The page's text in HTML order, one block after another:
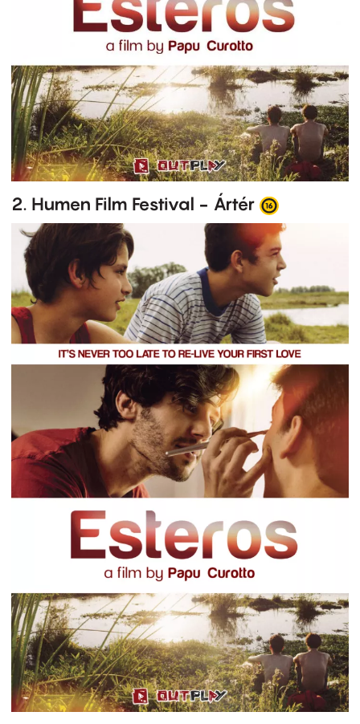
2. Humen Film Festival - Ártér